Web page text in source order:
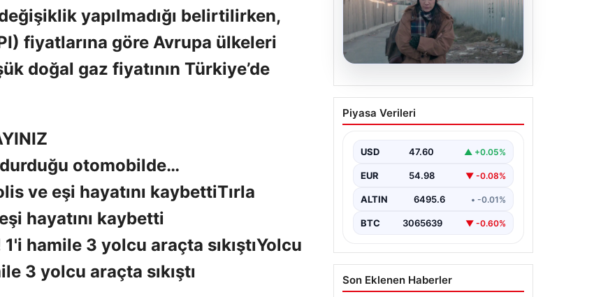
yapılmadığı belirtilirken,
fiyatlarına göre Avrupa ülkeleri
doğal gaz fiyatının Türkiye’de
otomobilde…
Tırla
hayatını kaybetti
Yolcu
3 yolcu araçta sıkıştı
05.08.2026
Türk sinemasında farklı
bir imza: Ceylan Özgün
Piyasa Verileri
USD 47.60 ▲ +0.05%
EUR 54.98 ▼ -0.08%
ALTIN 6495.6 • -0.01%
BTC 3065639 ▼ -0.60%
Son Eklenen Haberler